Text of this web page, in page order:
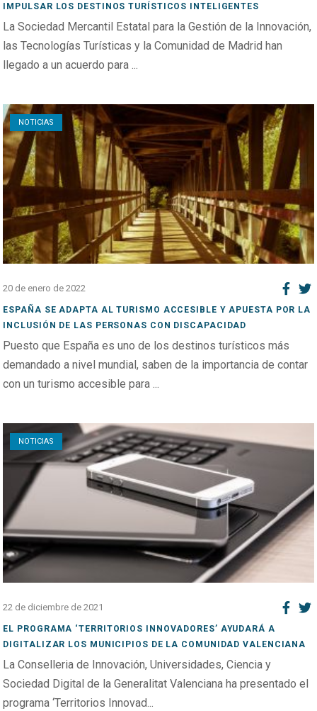
IMPULSAR LOS DESTINOS TURÍSTICOS INTELIGENTES
La Sociedad Mercantil Estatal para la Gestión de la Innovación,
las Tecnologías Turísticas y la Comunidad de Madrid han
llegado a un acuerdo para ...
NOTICIAS
Open post
20 de enero de 2022
ESPAÑA SE ADAPTA AL TURISMO ACCESIBLE Y APUESTA POR LA
INCLUSIÓN DE LAS PERSONAS CON DISCAPACIDAD
Puesto que España es uno de los destinos turísticos más
demandado a nivel mundial, saben de la importancia de contar
con un turismo accesible para ...
NOTICIAS
Open post
22 de diciembre de 2021
EL PROGRAMA ‘TERRITORIOS INNOVADORES’ AYUDARÁ A
DIGITALIZAR LOS MUNICIPIOS DE LA COMUNIDAD VALENCIANA
La Conselleria de Innovación, Universidades, Ciencia y
Sociedad Digital de la Generalitat Valenciana ha presentado el
programa ‘Territorios Innovad...